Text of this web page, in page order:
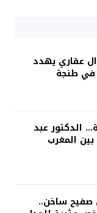
عقاري يهدد
طنجة
الدكتور عبد
المغرب
صفيح ساخن..